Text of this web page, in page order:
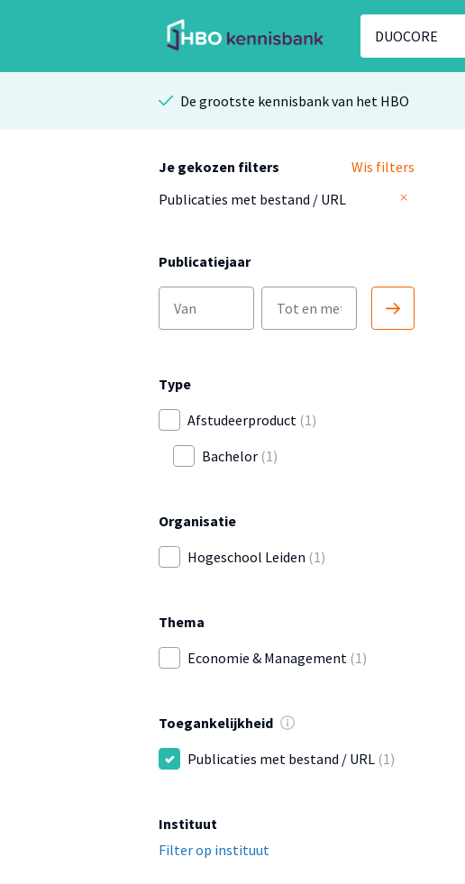
De grootste kennisbank van het HBO
Je gekozen filters
Wis filters
Publicaties met bestand / URL
Publicatiejaar
Type
Afstudeerproduct (1)
Bachelor (1)
Organisatie
Hogeschool Leiden (1)
Thema
Economie & Management (1)
Toegankelijkheid
Publicaties met bestand / URL (1)
Instituut
Filter op instituut